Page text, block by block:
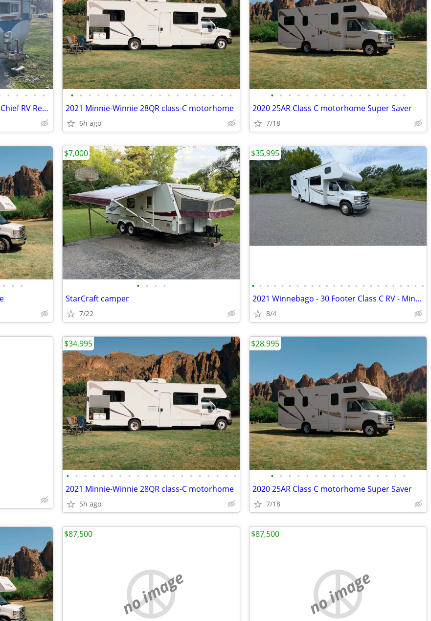
• • • • •
Vintage Pontiac Coach Company Chief RV Recreational Vehicle
• • • • • • • • • • • • • • • • • • •
2021 Minnie-Winnie 28QR class-C motorhome
6h ago
• • • • • • • • • • • • • • • •
2020 25AR Class C motorhome Super Saver
7/18
• • • • • • •
StarCraft camper
7/22
$7,000
• • • • • • • • • • • • • • • • • • • • • • • •
2021 Winnebago - 30 Footer Class C RV - Minnie Winnie
8/4
$35,995
• • • • • • • • • • • • • • • • • • • •
2021 Minnie-Winnie 28QR class-C motorhome
5h ago
$34,995
• • • • • • • • • • • • • • • •
2020 25AR Class C motorhome Super Saver
7/18
$28,995
no image
$87,500
no image
$87,500